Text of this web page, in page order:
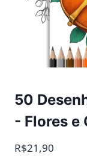
50
- Flores e
R$21,90